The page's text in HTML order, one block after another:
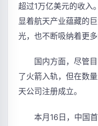
超过1万亿美元的收入
显着航天产业蕴藏的
光，也不断吸纳着更
国内方面，尽管目
了火箭入轨，但在数
天公司注册成立。
本月16日，中国首